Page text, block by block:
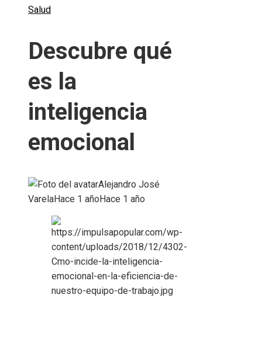
Salud
Descubre qué
es la
inteligencia
emocional
Alejandro José
VarelaHace 1 año Hace 1 año